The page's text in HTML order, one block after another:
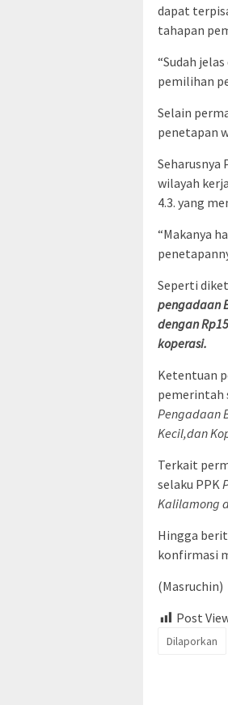
dapat
tahapan
“Sudah
pemilihan
Selain
penetapan
Seharusnya
wilayah
4.3. yang
“Makanya
Seperti
pengadaan
dengan
koperasi.
Ketentuan
pemerintah
Pengadaan
Kecil,dan
Terkait
selaku PPK
Kalilamong
Hingga
konfirmasi
(Masruchin)
Post
Dilaporkan